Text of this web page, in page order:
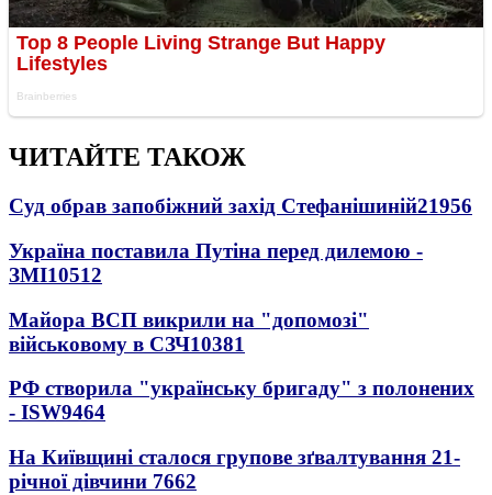
ЧИТАЙТЕ ТАКОЖ
Суд обрав запобіжний захід Стефанішиній21956
Україна поставила Путіна перед дилемою -
ЗМІ10512
Майора ВСП викрили на "допомозі"
військовому в СЗЧ10381
РФ створила "українську бригаду" з полонених
- ISW9464
На Київщині сталося групове зґвалтування 21-
річної дівчини 7662